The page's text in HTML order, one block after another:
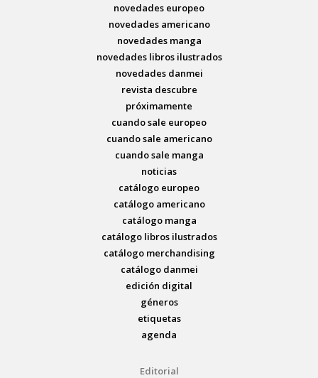
novedades europeo
novedades americano
novedades manga
novedades libros ilustrados
novedades danmei
revista descubre
próximamente
cuando sale europeo
cuando sale americano
cuando sale manga
noticias
catálogo europeo
catálogo americano
catálogo manga
catálogo libros ilustrados
catálogo merchandising
catálogo danmei
edición digital
géneros
etiquetas
agenda
Editorial